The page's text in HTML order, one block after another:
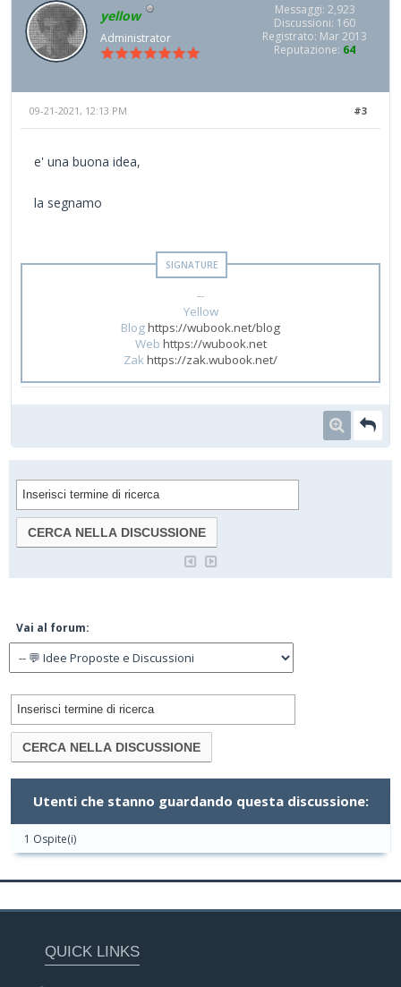
yellow
Administrator
Messaggi: 2,923
Discussioni: 160
Registrato: Mar 2013
Reputazione: 64
#3
09-21-2021, 12:13 PM
e' una buona idea,
la segnamo
--
Yellow
Bloghttps://wubook.net/blog
Web https://wubook.net
Zakhttps://zak.wubook.net/
Vai al forum:
Utenti che stanno guardando questa discussione:
1 Ospite(i)
QUICK LINKS